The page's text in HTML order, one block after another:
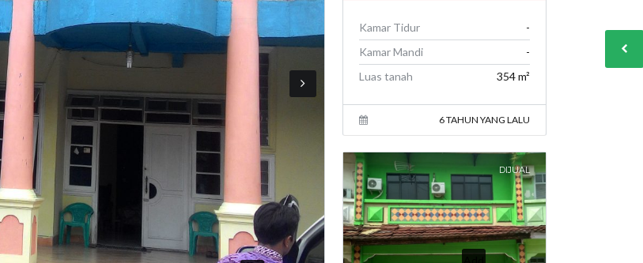
Kamar Tidur
-
Kamar Mandi
-
Luas tanah
354 m²
6 TAHUN YANG LALU
DIJUAL